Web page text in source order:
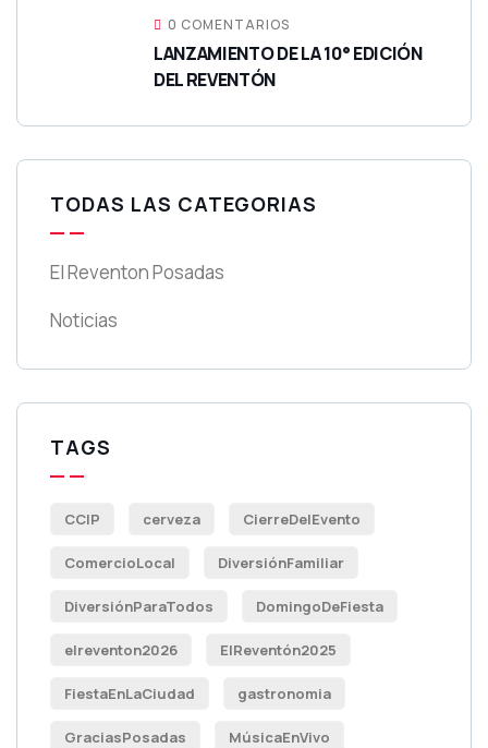
0 COMENTARIOS
LANZAMIENTO DE LA 10° EDICIÓN
DEL REVENTÓN
TODAS LAS CATEGORIAS
El Reventon Posadas
Noticias
TAGS
CCIP cerveza CierreDelEvento
ComercioLocal DiversiónFamiliar
DiversiónParaTodos DomingoDeFiesta
elreventon2026 ElReventón2025
FiestaEnLaCiudad gastronomia
GraciasPosadas MúsicaEnVivo